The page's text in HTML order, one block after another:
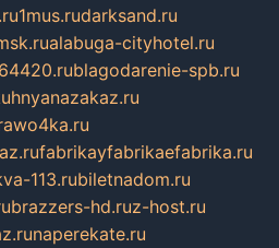
1mus.rudarksand.ru
alabuga-cityhotel.ru
blagodarenie-spb.ru
fabrikayfabrikaefabrika.ru
113.rubiletnadom.ru
brazzers-hd.ruz-host.ru
naperekate.ru